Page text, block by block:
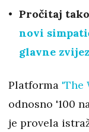
Pročitaj
novi
glavne
Platforma 'The
odnosno '100
je provela